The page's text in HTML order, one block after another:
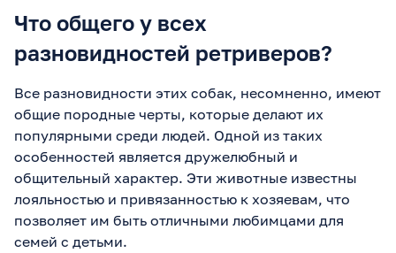
Что общего у всех
разновидностей ретриверов?
Все разновидности этих собак, несомненно, имеют
общие породные черты, которые делают их
популярными среди людей. Одной из таких
особенностей является дружелюбный и
общительный характер. Эти животные известны
лояльностью и привязанностью к хозяевам, что
позволяет им быть отличными любимцами для
семей с детьми.